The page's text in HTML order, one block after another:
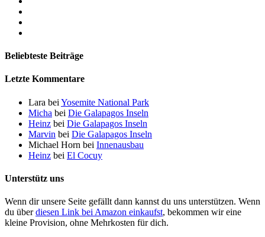
Beliebteste Beiträge
Letzte Kommentare
Lara bei Yosemite National Park
Micha bei Die Galapagos Inseln
Heinz bei Die Galapagos Inseln
Marvin bei Die Galapagos Inseln
Michael Horn bei Innenausbau
Heinz bei El Cocuy
Unterstütz uns
Wenn dir unsere Seite gefällt dann kannst du uns unterstützen. Wenn
du überdiesen Link bei Amazon einkaufst, bekommen wir eine
kleine Provision, ohne Mehrkosten für dich.